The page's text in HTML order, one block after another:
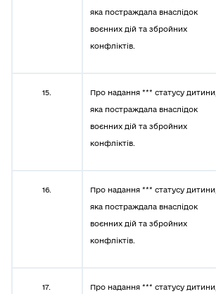
яка постраждала внаслідок
воєнних дій та збройних
конфліктів.
15.
Про надання *** статусу дитини,
яка постраждала внаслідок
воєнних дій та збройних
конфліктів.
16.
Про надання *** статусу дитини,
яка постраждала внаслідок
воєнних дій та збройних
конфліктів.
17. Про надання *** статусу дитини,